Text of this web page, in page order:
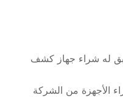
له شراء جهاز كشف
الأجهزة من الشركة